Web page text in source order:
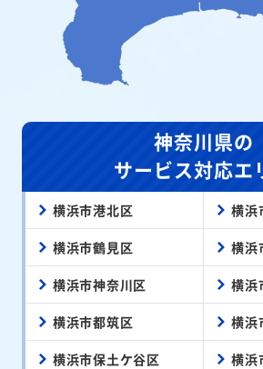
神奈川県の
サービス対応エ
横浜市港北区 横浜
横浜市鶴見区 横浜
横浜市神奈川区 横浜
横浜市都筑区 横浜
横浜市保土ケ谷区 横浜